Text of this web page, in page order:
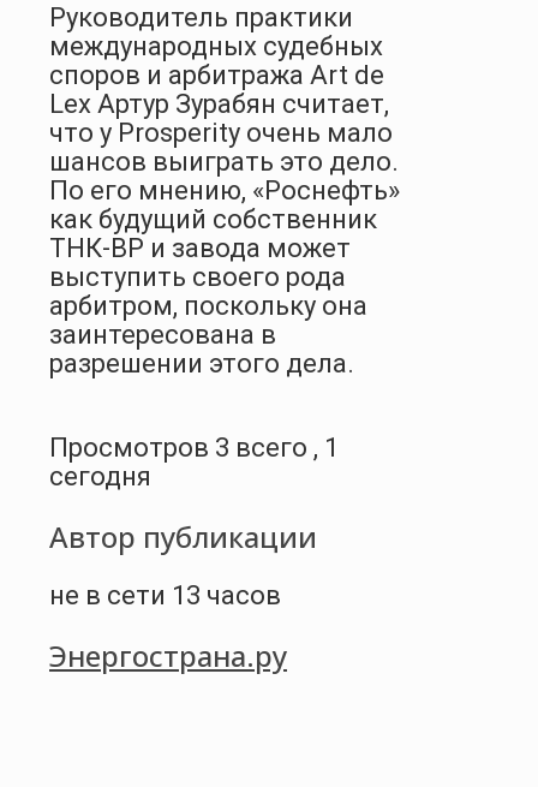
Руководитель практики
международных судебных
споров и арбитража Art de
Lex Артур Зурабян считает,
что у Prosperity очень мало
шансов выиграть это дело.
По его мнению, «Роснефть»
как будущий собственник
ТНК-ВР и завода может
выступить своего рода
арбитром, поскольку она
заинтересована в
разрешении этого дела.
Просмотров 3 всего , 1
сегодня
Автор публикации
не в сети 13 часов
Энергострана.ру